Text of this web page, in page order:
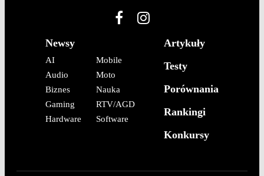
Newsy
AI
Audio
Biznes
Gaming
Hardware
Mobile
Moto
Nauka
RTV/AGD
Software
Artykuły
Testy
Porównania
Rankingi
Konkursy